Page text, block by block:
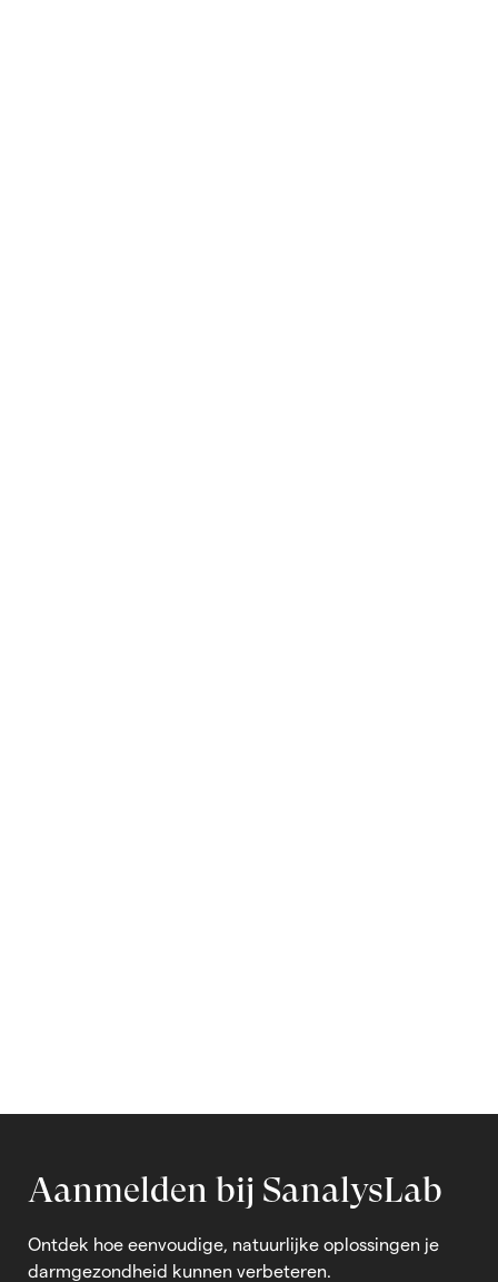
Aanmelden bij SanalysLab
Ontdek hoe eenvoudige, natuurlijke oplossingen je
darmgezondheid kunnen verbeteren.